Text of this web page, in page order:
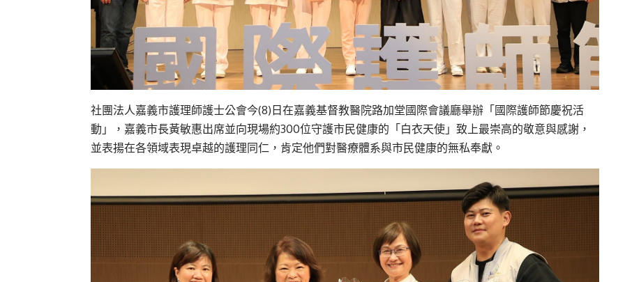
社團法人嘉義市護理師護士公會今(8)日在嘉義基督教醫院路加堂國際會議廳舉辦「國際護師節慶祝活
動」， 嘉義市長黃敏惠出席並向現場約300位守護市民健康的「白衣天使」致上最崇高的敬意與感謝，
並表揚在各領域表現卓越的護理同仁 ， 肯定他們對醫療體系與市民健康的無私奉獻。